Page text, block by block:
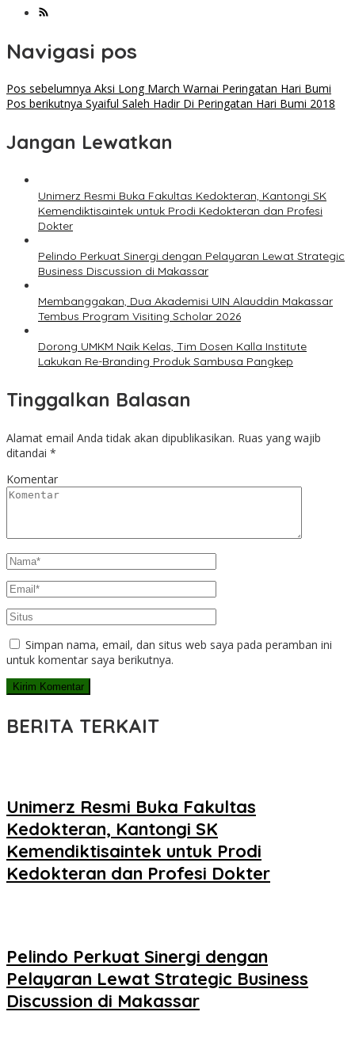
Navigasi pos
Pos sebelumnya Aksi Long March Warnai Peringatan Hari Bumi
Pos berikutnya Syaiful Saleh Hadir Di Peringatan Hari Bumi 2018
Jangan Lewatkan
Unimerz Resmi Buka Fakultas Kedokteran, Kantongi SK
Kemendiktisaintek untuk Prodi Kedokteran dan Profesi
Dokter
Pelindo Perkuat Sinergi dengan Pelayaran Lewat Strategic
Business Discussion di Makassar
Membanggakan, Dua Akademisi UIN Alauddin Makassar
Tembus Program Visiting Scholar 2026
Dorong UMKM Naik Kelas, Tim Dosen Kalla Institute
Lakukan Re-Branding Produk Sambusa Pangkep
Tinggalkan Balasan
Alamat email Anda tidak akan dipublikasikan. Ruas yang wajib
ditandai *
Komentar
Simpan nama, email, dan situs web saya pada peramban ini
untuk komentar saya berikutnya.
BERITA TERKAIT
Unimerz Resmi Buka Fakultas
Kedokteran, Kantongi SK
Kemendiktisaintek untuk Prodi
Kedokteran dan Profesi Dokter
Pelindo Perkuat Sinergi dengan
Pelayaran Lewat Strategic Business
Discussion di Makassar